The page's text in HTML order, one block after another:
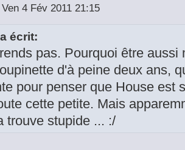
4 Fév 2011 21:15
écrit:
pas. Pourquoi être aussi
d'à peine deux ans,
pour penser que House est
cette petite. Mais
trouve stupide ... :/